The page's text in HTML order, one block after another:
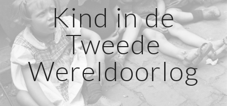
Kind in de
Tweede
Wereldoorlog